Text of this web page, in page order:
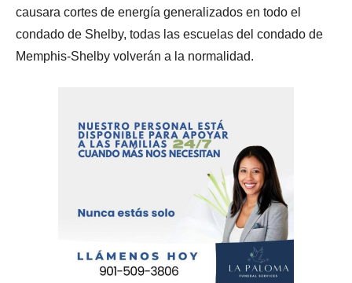
causara cortes de energía generalizados en todo el
condado de Shelby, todas las escuelas del condado de
Memphis-Shelby volverán a la normalidad.